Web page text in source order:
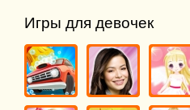
Игры для девочек